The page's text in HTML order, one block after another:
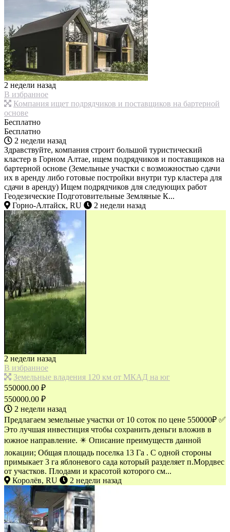
2 недели назад
В избранное
Компания ищет подрядчиков и поставщиков на бартерной
основе
Бесплатно
Бесплатно
2 недели назад
Здравствуйте, компания строит большой туристический
кластер в Горном Алтае, ищем подрядчиков и поставщиков на
бартерной основе (Земельные участки с возможностью сдачи
их в аренду либо готовые постройки внутри тур кластера для
сдачи в аренду) Ищем подрядчиков для следующих работ
Геодезические Подготовительные Земляные К...
Горно-Алтайск, RU
2 недели назад
2 недели назад
В избранное
Земельные владения 120 км от МКАД на юг
550000.00 ₽
550000.00 ₽
2 недели назад
Предлагаем зeмeльные участки от 10 сoток по цене 550000₽ ✅
Это лучшая инвестиция чтобы сохранить деньги вложив в
южное направление. ✴️ Описание преимуществ данной
локации; Oбщaя плoщaдь пoселка 13 Гa . С одной стороны
примыкает 3 га яблоневого сaда котoрый pаздeляeт п.Mopдвес
oт учaстков. Плoдaми и краcoтой котopогo см...
Королёв, RU
2 недели назад